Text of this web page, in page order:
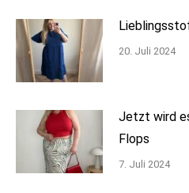
20. Juli 2024
Jetzt wird
Flops
7. Juli 2024